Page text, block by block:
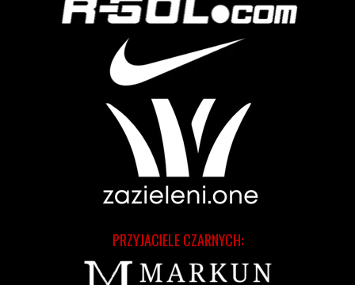
PRZYJACIELE CZARNYCH: